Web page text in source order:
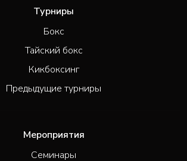
Турниры
Бокс
Тайский бокс
Кикбоксинг
Предыдущие турниры
Мероприятия
Семинары